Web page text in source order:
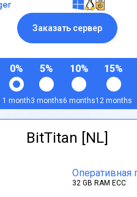
Заказать сервер
0%
1 month
5%
3 months
10%
6 months
15%
12 months
BitTitan [NL]
Оперативная
32 GB RAM ECC